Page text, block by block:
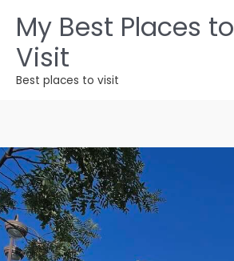
contenu
My Best Places to
Visit
Best places to visit